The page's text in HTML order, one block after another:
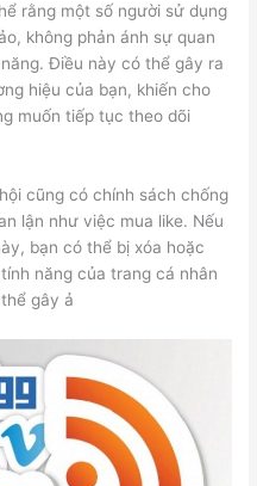
rằng một số người sử dụng
không phản ánh sự quan
Điều này có thể gây ra
hiệu của bạn, khiến cho
muốn tiếp tục theo dõi
cũng có chính sách chống
lận như việc mua like. Nếu
bạn có thể bị xóa hoặc
năng của trang cá nhân
gây ả